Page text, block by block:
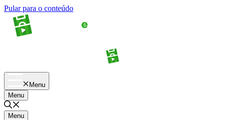
Pular para o conteúdo
Menu
Menu
Menu